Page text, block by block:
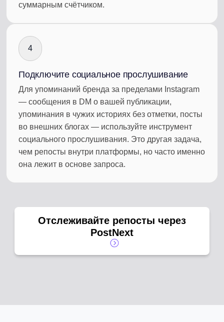
суммарным счётчиком.
4
Подключите социальное прослушивание
Для упоминаний бренда за пределами Instagram
— сообщения в DM о вашей публикации,
упоминания в чужих историях без отметки, посты
во внешних блогах — используйте инструмент
социального прослушивания. Это другая задача,
чем репосты внутри платформы, но часто именно
она лежит в основе запроса.
Отслеживайте репосты через
PostNext